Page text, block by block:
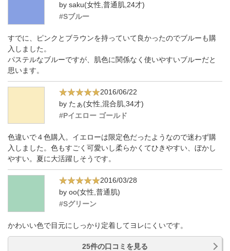
by saku(女性,普通肌,24才)
#Sブルー
すでに、ピンクとブラウンを持っていて良かったのでブルーも購
入しました。
パステルなブルーですが、肌色に関係なく使いやすいブルーだと
思います。
2016/06/22
by たぁ(女性,混合肌,34才)
#Pイエロー ゴールド
色違いで４色購入。イエローは限定色だったようなので迷わず購
入しました。色もすごく可愛いし柔らかくてひきやすい、ぼかし
やすい。夏に大活躍しそうです。
2016/03/28
by oo(女性,普通肌)
#Sグリーン
かわいい色で目元にしっかり定着してヨレにくいです。
25件の口コミを見る